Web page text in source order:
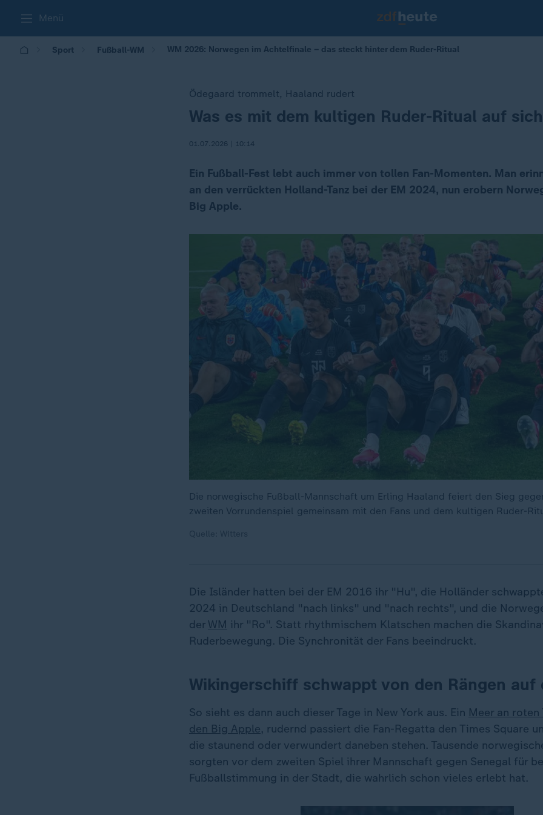
Menü
Sport Fußball-WM WM 2026: Norwegen im Achtelfinale – das steckt hinter dem Ruder-Ritual
Ödegaard trommelt, Haaland rudert
:
Was es mit dem kultigen Ruder-Ritual auf
01.07.2026 | 10:14
Ein Fußball-Fest lebt auch immer von tollen Fan-Momenten. Man
an den verrückten Holland-Tanz bei der EM 2024, nun erobern
Big Apple.
Die norwegische Fußball-Mannschaft um Erling Haaland feiert den Sieg
zweiten Vorrundenspiel gemeinsam mit den Fans und dem kultigen Ruder-
Die Isländer hatten bei der EM 2016 ihr "Hu", die Holländer
2024 in Deutschland "nach links" und "nach rechts", und die
der WM ihr "Ro". Statt rhythmischem Klatschen machen die
Ruderbewegung. Die Synchronität der Fans beeindruckt.
Wikingerschiff schwappt von den Rängen auf
So sieht es dann auch dieser Tage in New York aus. Ein Meer an
den Big Apple, rudernd passiert die Fan-Regatta den Times Square
die staunend oder verwundert daneben stehen. Tausende
sorgten vor dem zweiten Spiel ihrer Mannschaft gegen Senegal für
Fußballstimmung in der Stadt, die wahrlich schon vieles erlebt hat.